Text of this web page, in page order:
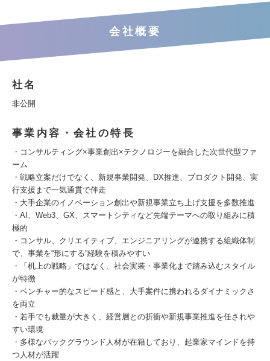
会社概要
社名
非公開
事業内容・会社の特長
・コンサルティング×事業創出×テクノロジーを融合した次世代型ファ
ーム
・戦略立案だけでなく、新規事業開発、DX推進、プロダクト開発、実
行支援まで一気通貫で伴走
・大手企業のイノベーション創出や新規事業立ち上げ支援を多数推進
・AI、Web3、GX、スマートシティなど先端テーマへの取り組みに積
極的
・コンサル、クリエイティブ、エンジニアリングが連携する組織体制
で、事業を“形にする”経験を積みやすい
・「机上の戦略」ではなく、社会実装・事業化まで踏み込むスタイル
が特徴
・ベンチャー的なスピード感と、大手案件に携われるダイナミックさ
を両立
・若手でも裁量が大きく、経営層との折衝や新規事業推進を任されや
すい環境
・多様なバックグラウンド人材が在籍しており、起業家マインドを持
つ人材が活躍